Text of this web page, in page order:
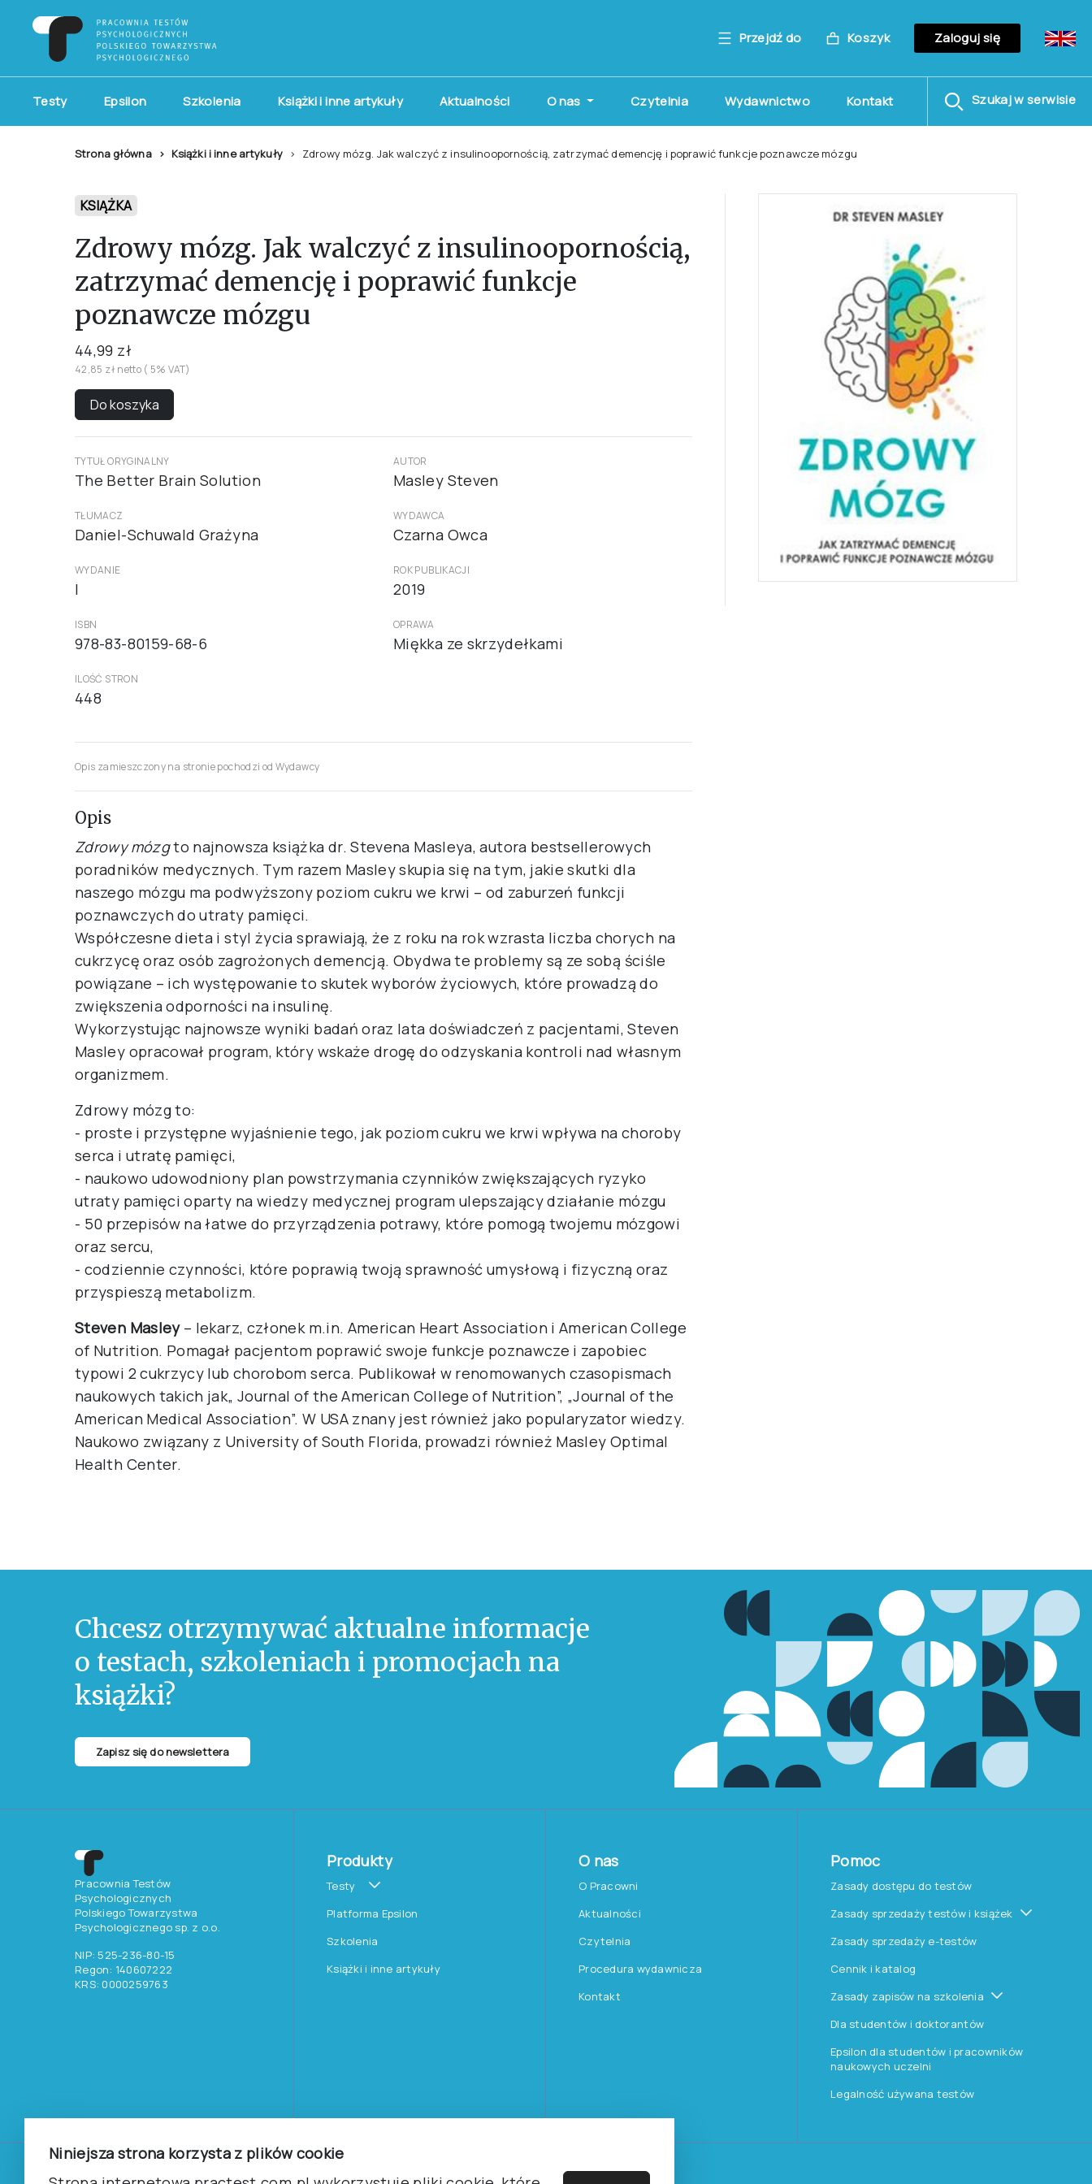
Niniejsza strona korzysta z plików cookie
Przejdź do Koszyk Zaloguj się
Testy Epsilon Szkolenia Książki i inne artykuły Aktualności O nas Czytelnia Wydawnictwo Kontakt Szukaj w serwisie
Strona główna Książki i inne artykuły Zdrowy mózg. Jak walczyć z insulinoopornością, zatrzymać demencję i poprawić funkcje poznawcze mózgu
KSIĄŻKA
Zdrowy mózg. Jak walczyć z insulinoopornością,
zatrzymać demencję i poprawić funkcje
poznawcze mózgu
44,99 zł
42,85 zł netto ( 5% VAT)
Do koszyka
TYTUŁ ORYGINALNY
The Better Brain Solution
AUTOR
Masley Steven
TŁUMACZ
Daniel-Schuwald Grażyna
WYDAWCA
Czarna Owca
WYDANIE
I
ROK PUBLIKACJI
2019
ISBN
978-83-80159-68-6
OPRAWA
Miękka ze skrzydełkami
ILOŚĆ STRON
448
Opis zamieszczony na stronie pochodzi od Wydawcy
Opis
Zdrowy mózgto najnowsza książka dr. Stevena Masleya, autora bestsellerowych
poradników medycznych. Tym razem Masley skupia się na tym, jakie skutki dla
naszego mózgu ma podwyższony poziom cukru we krwi – od zaburzeń funkcji
poznawczych do utraty pamięci.
Współczesne dieta i styl życia sprawiają, że z roku na rok wzrasta liczba chorych na
cukrzycę oraz osób zagrożonych demencją. Obydwa te problemy są ze sobą ściśle
powiązane – ich występowanie to skutek wyborów życiowych, które prowadzą do
zwiększenia odporności na insulinę.
Wykorzystując najnowsze wyniki badań oraz lata doświadczeń z pacjentami, Steven
Masley opracował program, który wskaże drogę do odzyskania kontroli nad własnym
organizmem.
Zdrowy mózg to:
- proste i przystępne wyjaśnienie tego, jak poziom cukru we krwi wpływa na choroby
serca i utratę pamięci,
- naukowo udowodniony plan powstrzymania czynników zwiększających ryzyko
utraty pamięci oparty na wiedzy medycznej program ulepszający działanie mózgu
- 50 przepisów na łatwe do przyrządzenia potrawy, które pomogą twojemu mózgowi
oraz sercu,
- codziennie czynności, które poprawią twoją sprawność umysłową i fizyczną oraz
przyspieszą metabolizm.
Steven Masley– lekarz, członek m.in. American Heart Association i American College
of Nutrition. Pomagał pacjentom poprawić swoje funkcje poznawcze i zapobiec
typowi 2 cukrzycy lub chorobom serca. Publikował w renomowanych czasopismach
naukowych takich jak„ Journal of the American College of Nutrition”, „Journal of the
American Medical Association”. W USA znany jest również jako popularyzator wiedzy.
Naukowo związany z University of South Florida, prowadzi również Masley Optimal
Health Center.
Chcesz otrzymywać aktualne informacje
o testach, szkoleniach i promocjach na
książki?
Zapisz się do newslettera
Pracownia Testów
Psychologicznych
Polskiego Towarzystwa
Psychologicznego sp. z o.o.
NIP: 525-236-80-15
Regon: 140607222
KRS: 0000259763
Produkty
Testy
Platforma Epsilon
Szkolenia
Książki i inne artykuły
O nas
O Pracowni
Aktualności
Czytelnia
Procedura wydawnicza
Kontakt
Pomoc
Zasady dostępu do testów
Zasady sprzedaży testów i książek
Zasady sprzedaży e-testów
Cennik i katalog
Zasady zapisów na szkolenia
Dla studentów i doktorantów
Epsilon dla studentów i pracowników
naukowych uczelni
Legalność używana testów
2026
Pracownia Testów Psychologicznych Polskiego Towarzystwa Psychologicznego sp. z o.o.